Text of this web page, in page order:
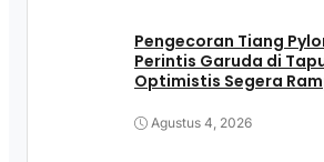
Pengecoran Tiang
Perintis Garuda di
Optimistis Segera
Agustus 4, 2026